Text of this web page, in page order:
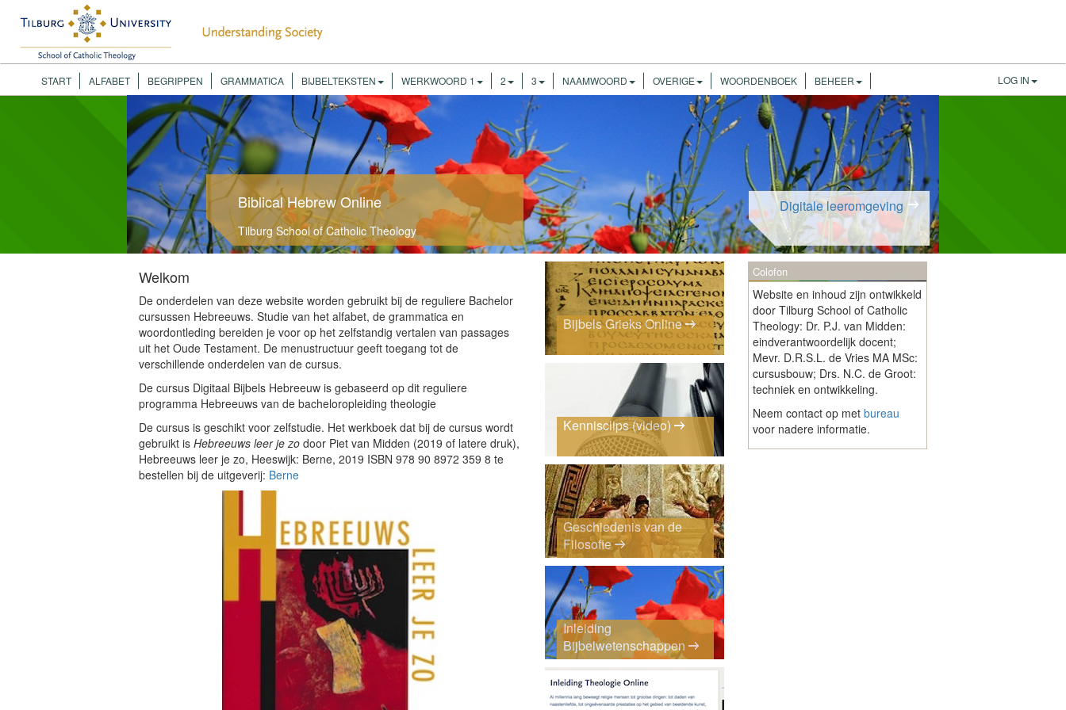
LOG IN
START ALFABET BEGRIPPEN GRAMMATICA BIJBELTEKSTEN WERKWOORD 1 2 3 NAAMWOORD OVERIGE WOORDENBOEK BEHEER
Biblical Hebrew Online
Tilburg School of Catholic Theology
Digitale leeromgeving
Welkom
De onderdelen van deze website worden gebruikt bij de reguliere Bachelor
cursussen Hebreeuws. Studie van het alfabet, de grammatica en
woordontleding bereiden je voor op het zelfstandig vertalen van passages
uit het Oude Testament. De menustructuur geeft toegang tot de
verschillende onderdelen van de cursus.
De cursus Digitaal Bijbels Hebreeuw is gebaseerd op dit reguliere
programma Hebreeuws van de bacheloropleiding theologie
De cursus is geschikt voor zelfstudie. Het werkboek dat bij de cursus wordt
gebruikt is Hebreeuws leer je zo door Piet van Midden (2019 of latere druk),
Hebreeuws leer je zo, Heeswijk: Berne, 2019 ISBN 978 90 8972 359 8 te
bestellen bij de uitgeverij: Berne
Bijbels Grieks Online
Kennisclips (video)
Geschiedenis van de
Filosofie
Inleiding
Bijbelwetenschappen
Colofon
Website en inhoud zijn ontwikkeld
door Tilburg School of Catholic
Theology: Dr. P.J. van Midden:
eindverantwoordelijk docent;
Mevr. D.R.S.L. de Vries MA MSc:
cursusbouw; Drs. N.C. de Groot:
techniek en ontwikkeling.
Neem contact op met bureau
voor nadere informatie.